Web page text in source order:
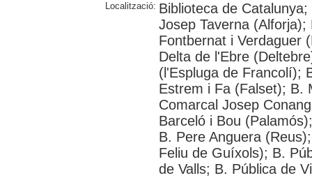
Localització: Biblioteca de
Josep Taverna
Fontbernat i Verdaguer
Delta de l'Ebre
(l'Espluga de Francolí);
Estrem i Fa (Falset); B.
Comarcal Josep
Barceló i Bou
B. Pere Anguera
Feliu de Guíxols); B.
de Valls; B. Pública de